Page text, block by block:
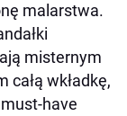
malarstwa.
misternym
wkładkę,
have